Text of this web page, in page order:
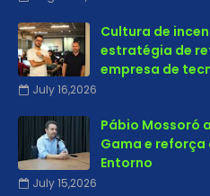
Cultura de
estratégia de
empresa de
July 16,2026
Pábio Mossoró
Gama e
Entorno
July 15,2026